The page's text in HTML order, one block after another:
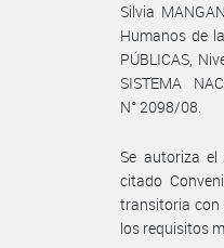
Silvia
Humanos de la
PÚBLICAS,
SISTEMA
N° 2098/08.
Se autoriza el
citado
transitoria con
los requisitos